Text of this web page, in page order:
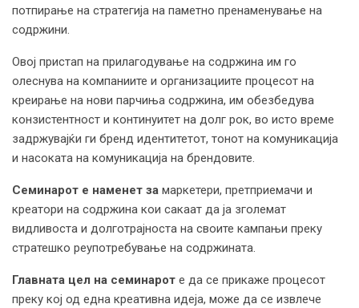
потпирање на стратегија на паметно пренаменување на
содржини.
Овој пристап на прилагодување на содржина им го
олеснува на компаниите и организациите процесот на
креирање на нови парчиња содржина, им обезбедува
конзистентност и континуитет на долг рок, во исто време
задржувајќи ги бренд идентитетот, тонот на комуникација
и насоката на комуникација на брендовите.
Семинарот е наменет за маркетери, претприемачи и
креатори на содржина кои сакаат да ја зголемат
видливоста и долготрајноста на своите кампањи преку
стратешко реупотребување на содржината.
Главната цел на семинарот е да се прикаже процесот
преку кој од една креативна идеја, може да се извлече